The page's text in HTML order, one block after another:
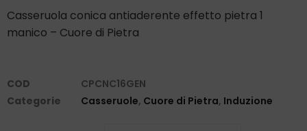
Casseruola conica antiaderente effetto pietra 1
manico – Cuore di Pietra
COD
CPCNC16GEN
Categorie
Casseruole, Cuore di Pietra, Induzione